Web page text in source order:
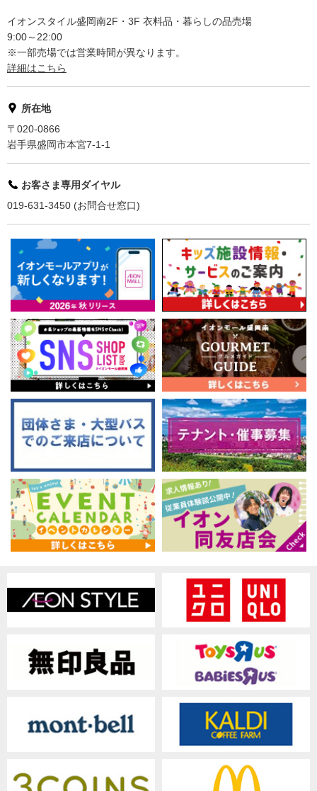
イオンスタイル盛岡南2F・3F 衣料品・暮らしの品売場
9:00～22:00
※一部売場では営業時間が異なります。
詳細はこちら
所在地
〒020-0866
岩手県盛岡市本宮7-1-1
お客さま専用ダイヤル
019-631-3450 (お問合せ窓口)